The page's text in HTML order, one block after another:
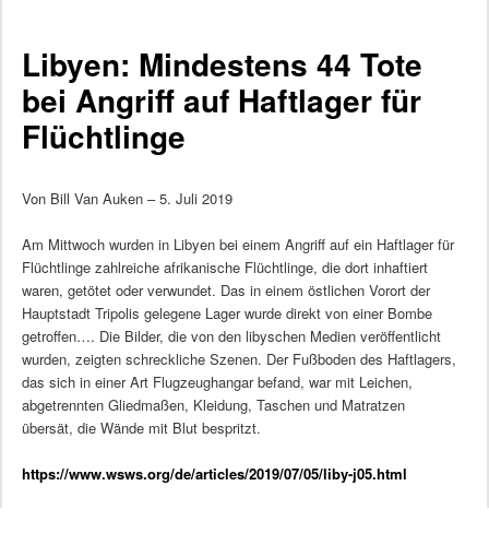
Libyen: Mindestens 44 Tote
bei Angriff auf Haftlager für
Flüchtlinge
Von Bill Van Auken – 5. Juli 2019
Am Mittwoch wurden in Libyen bei einem Angriff auf ein Haftlager für
Flüchtlinge zahlreiche afrikanische Flüchtlinge, die dort inhaftiert
waren, getötet oder verwundet. Das in einem östlichen Vorort der
Hauptstadt Tripolis gelegene Lager wurde direkt von einer Bombe
getroffen…. Die Bilder, die von den libyschen Medien veröffentlicht
wurden, zeigten schreckliche Szenen. Der Fußboden des Haftlagers,
das sich in einer Art Flugzeughangar befand, war mit Leichen,
abgetrennten Gliedmaßen, Kleidung, Taschen und Matratzen
übersät, die Wände mit Blut bespritzt.
https://www.wsws.org/de/articles/2019/07/05/liby-j05.html